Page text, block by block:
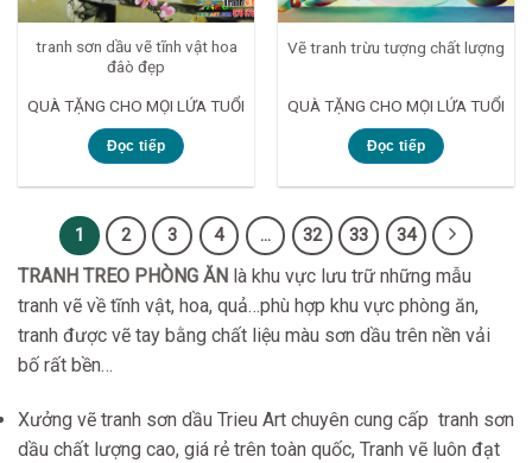
tranh sơn dầu vẽ tĩnh vật hoa
đâò đẹp
QUÀ TẶNG CHO MỌI LỨA TUỔI
Đọc tiếp
Vẽ tranh trừu tượng chất lượng
QUÀ TẶNG CHO MỌI LỨA TUỔI
Đọc tiếp
1 2 3 4 … 32 33 34
TRANH TREO PHÒNG ĂN là khu vực lưu trữ những mẫu
tranh vẽ về tĩnh vật, hoa, quả…phù hợp khu vực phòng ăn,
tranh được vẽ tay bằng chất liệu màu sơn dầu trên nền vải
bố rất bền…
Xưởng vẽ tranh sơn dầu Trieu Art chuyên cung cấp tranh sơn
dầu chất lượng cao, giá rẻ trên toàn quốc, Tranh vẽ luôn đạt